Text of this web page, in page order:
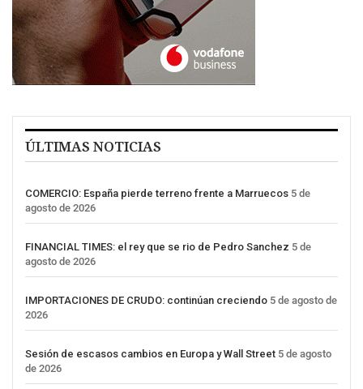
ÚLTIMAS NOTICIAS
COMERCIO: España pierde terreno frente a Marruecos 5 de
agosto de 2026
FINANCIAL TIMES: el rey que se rio de Pedro Sanchez 5 de
agosto de 2026
IMPORTACIONES DE CRUDO: continúan creciendo 5 de agosto de
2026
Sesión de escasos cambios en Europa y Wall Street 5 de agosto
de 2026